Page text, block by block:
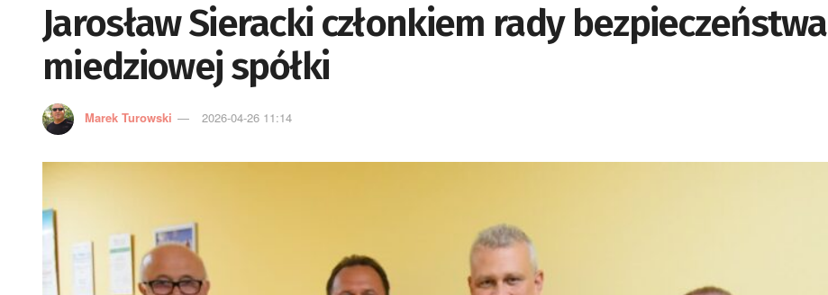
Jarosław Sieracki członkiem rady bezpieczeństwa
miedziowej spółki
Marek Turowski 2026-04-26 11:14